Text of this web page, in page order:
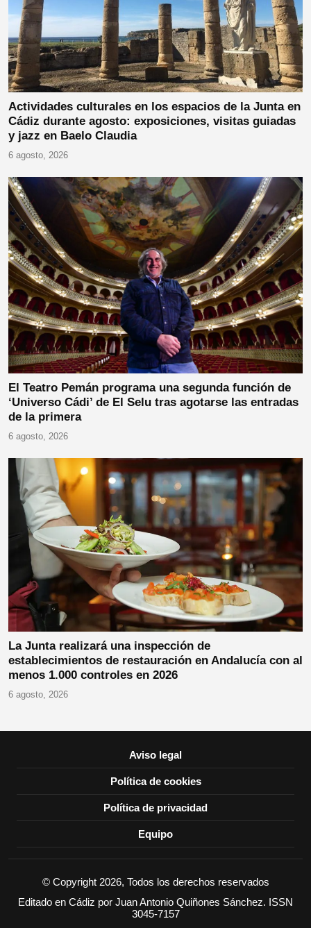
Actividades culturales en los espacios de la Junta en
Cádiz durante agosto: exposiciones, visitas guiadas
y jazz en Baelo Claudia
6 agosto, 2026
El Teatro Pemán programa una segunda función de
‘Universo Cádi’ de El Selu tras agotarse las entradas
de la primera
6 agosto, 2026
La Junta realizará una inspección de
establecimientos de restauración en Andalucía con al
menos 1.000 controles en 2026
6 agosto, 2026
Aviso legal
Política de cookies
Política de privacidad
Equipo
© Copyright 2026, Todos los derechos reservados
Editado en Cádiz por Juan Antonio Quiñones Sánchez. ISSN
3045-7157